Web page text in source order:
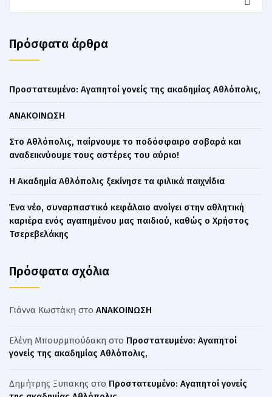
Πρόσφατα άρθρα
Πρoστατευμένο: Αγαπητοί γονείς της ακαδημίας Αθλόπολις,
ΑΝΑΚΟΙΝΩΣΗ
Στο Αθλόπολις, παίρνουμε το ποδόσφαιρο σοβαρά και
αναδεικνύουμε τους αστέρες του αύριο!
Η Ακαδημία Αθλόπολις ξεκίνησε τα φιλικά παιχνίδια
Ένα νέο, συναρπαστικό κεφάλαιο ανοίγει στην αθλητική
καριέρα ενός αγαπημένου μας παιδιού, καθώς ο Χρήστος
Τσερεβελάκης
Πρόσφατα σχόλια
Γιάννα Κωστάκη στο ΑΝΑΚΟΙΝΩΣΗ
Ελένη Μπουρμπούδακη στο Πρoστατευμένο: Αγαπητοί
γονείς της ακαδημίας Αθλόπολις,
Δημήτρης Ξυπακης στο Πρoστατευμένο: Αγαπητοί γονείς